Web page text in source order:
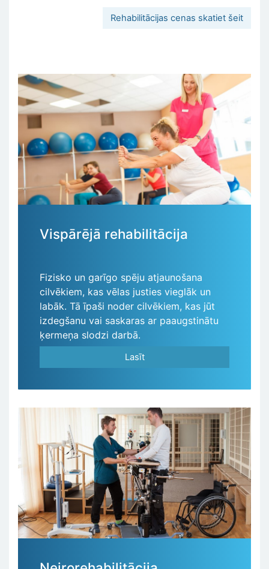
Rehabilitācijas cenas skatiet šeit
Vispārējā rehabilitācija
Fizisko un garīgo spēju atjaunošana
cilvēkiem, kas vēlas justies vieglāk un
labāk. Tā īpaši noder cilvēkiem, kas jūt
izdegšanu vai saskaras ar paaugstinātu
ķermeņa slodzi darbā.
Lasīt